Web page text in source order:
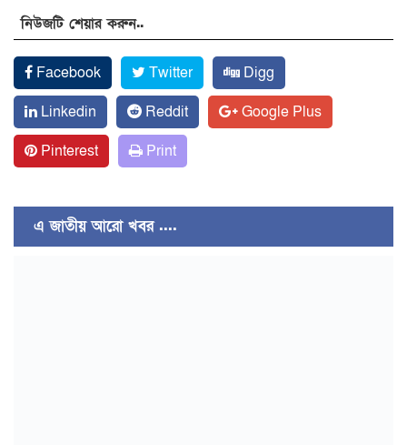
নিউজটি শেয়ার করুন..
Facebook Twitter
Digg
Linkedin
Reddit
Google Plus
Pinterest
Print
এ জাতীয় আরো খবর ....